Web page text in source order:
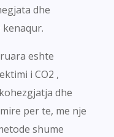
dhe
eshte
i CO2 ,
dhe
per te, me nje
shume